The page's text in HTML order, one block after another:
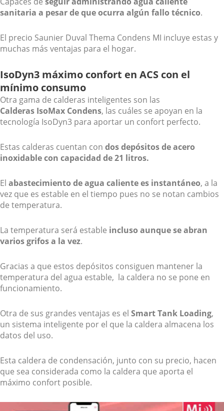
sanitaria a pesar de que ocurra algún fallo técnico.
El precio Saunier Duval Thema Condens MI incluye estas y
muchas más ventajas para el hogar.
IsoDyn3 máximo confort en ACS con el
mínimo consumo
Otra gama de calderas inteligentes son las
Calderas IsoMax Condens, las cuáles se apoyan en la
tecnología IsoDyn3 para aportar un confort perfecto.
Estas calderas cuentan con dos depósitos de acero
inoxidable con capacidad de 21 litros.
El abastecimiento de agua caliente es instantáneo, a la
vez que es estable en el tiempo pues no se notan cambios
de temperatura.
La temperatura será estable incluso aunque se abran
varios grifos a la vez.
Gracias a que estos depósitos consiguen mantener la
temperatura del agua estable, la caldera no se pone en
funcionamiento.
Otra de sus grandes ventajas es el Smart Tank Loading,
un sistema inteligente por el que la caldera almacena los
datos del uso.
Esta caldera de condensación, junto con su precio, hacen
que sea considerada como la caldera que aporta el
máximo confort posible.